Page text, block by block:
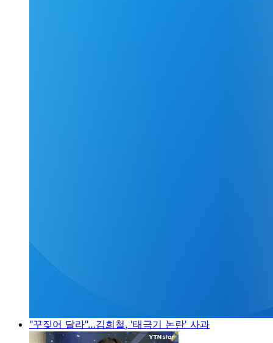
"꾸짖어 달라"…김희철, '태극기 논란' 사과